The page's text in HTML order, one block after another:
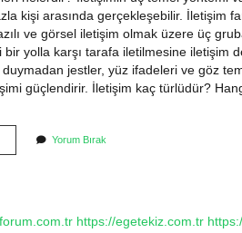
kişi arasında gerçekleşebilir. İletişim
ve görsel iletişim olmak üzere üç
yolla karşı tarafa iletilmesine iletişim
jestler, yüz ifadeleri ve göz
güçlendirir. İletişim kaç türlüdür?
Yorum Bırak
https://egetekiz.com.tr